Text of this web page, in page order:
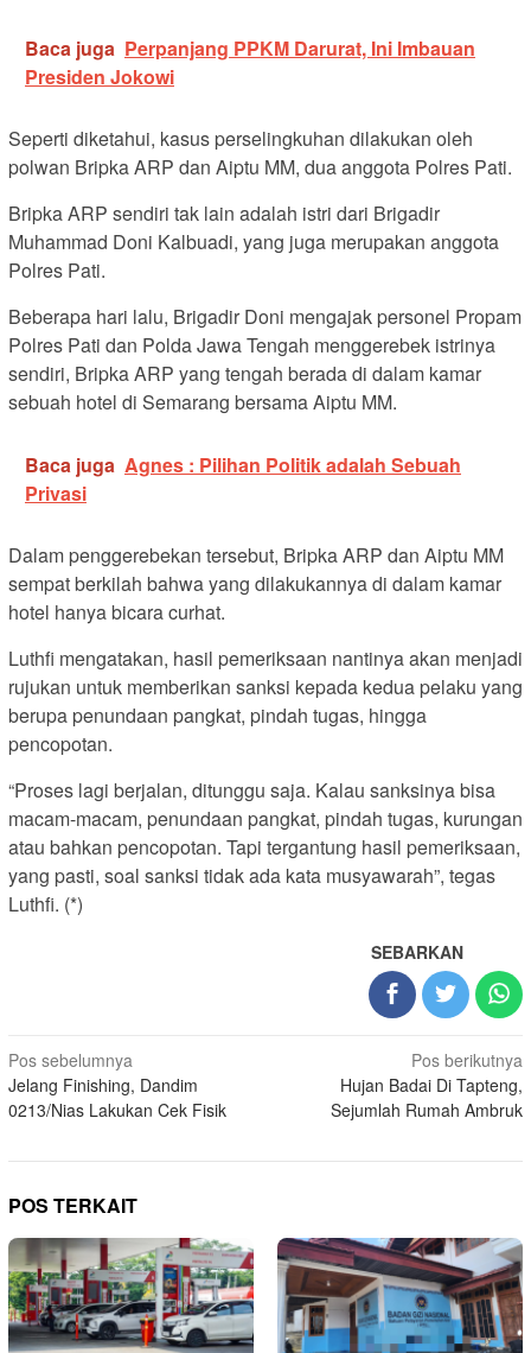
Baca juga Perpanjang PPKM Darurat, Ini Imbauan
Presiden Jokowi
Seperti diketahui, kasus perselingkuhan dilakukan oleh
polwan Bripka ARP dan Aiptu MM, dua anggota Polres Pati.
Bripka ARP sendiri tak lain adalah istri dari Brigadir
Muhammad Doni Kalbuadi, yang juga merupakan anggota
Polres Pati.
Beberapa hari lalu, Brigadir Doni mengajak personel Propam
Polres Pati dan Polda Jawa Tengah menggerebek istrinya
sendiri, Bripka ARP yang tengah berada di dalam kamar
sebuah hotel di Semarang bersama Aiptu MM.
Baca juga Agnes : Pilihan Politik adalah Sebuah
Privasi
Dalam penggerebekan tersebut, Bripka ARP dan Aiptu MM
sempat berkilah bahwa yang dilakukannya di dalam kamar
hotel hanya bicara curhat.
Luthfi mengatakan, hasil pemeriksaan nantinya akan menjadi
rujukan untuk memberikan sanksi kepada kedua pelaku yang
berupa penundaan pangkat, pindah tugas, hingga
pencopotan.
“Proses lagi berjalan, ditunggu saja. Kalau sanksinya bisa
macam-macam, penundaan pangkat, pindah tugas, kurungan
atau bahkan pencopotan. Tapi tergantung hasil pemeriksaan,
yang pasti, soal sanksi tidak ada kata musyawarah”, tegas
Luthfi. (*)
SEBARKAN
Navigasi
pos
Pos sebelumnya
Jelang Finishing, Dandim
0213/Nias Lakukan Cek Fisik
Pos berikutnya
Hujan Badai Di Tapteng,
Sejumlah Rumah Ambruk
POS TERKAIT